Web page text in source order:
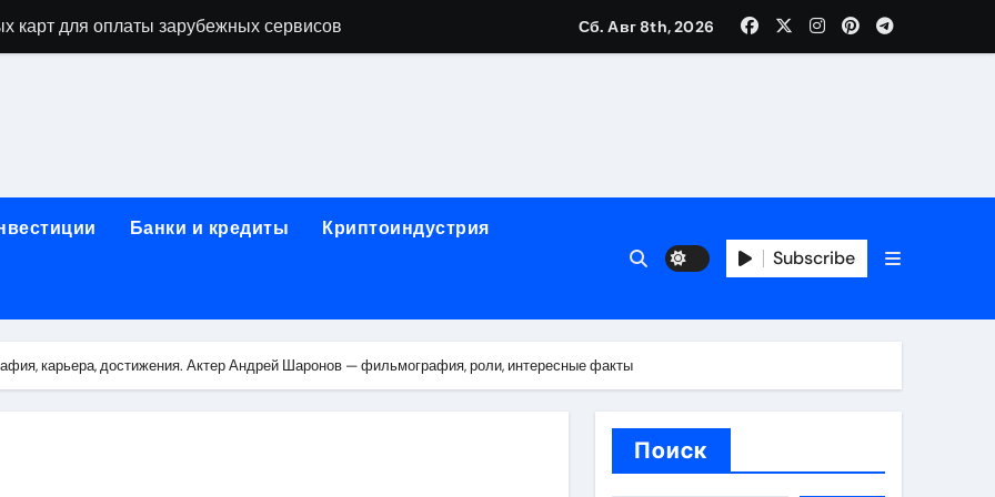
карт для оплаты зарубежных сервисов
документы и риски
ПТС онлайн на карту без визита в офис
качества
1С
Сб. Авг 8th, 2026
Банки и кредиты Криптоиндустрия
Subscribe
карьера, достижения. Актер Андрей Шаронов — фильмография, роли, интересные факты
Поиск